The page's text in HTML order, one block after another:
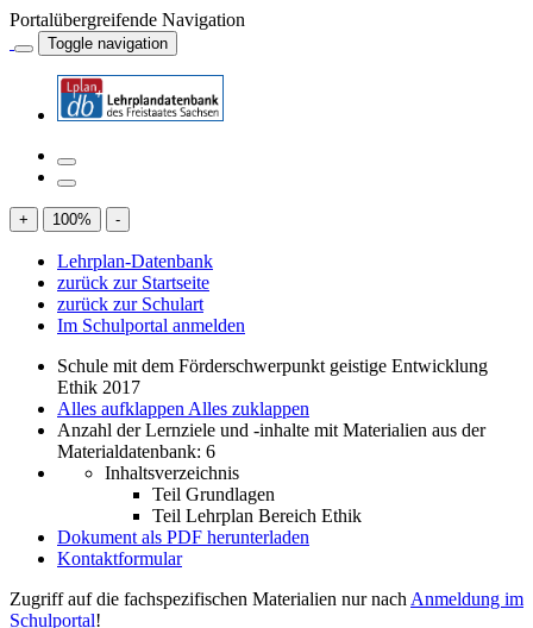
Portalübergreifende Navigation
Toggle navigation
+ 100% -
Lehrplan-Datenbank
zurück zur Startseite
zurück zur Schulart
Im Schulportal anmelden
Schule mit dem Förderschwerpunkt geistige Entwicklung
Ethik 2017
Alles aufklappen Alles zuklappen
Anzahl der Lernziele und -inhalte mit Materialien aus der
Materialdatenbank: 6
Inhaltsverzeichnis
Teil Grundlagen
Teil Lehrplan Bereich Ethik
Dokument als PDF herunterladen
Kontaktformular
Zugriff auf die fachspezifischen Materialien nur nach Anmeldung im
Schulportal!